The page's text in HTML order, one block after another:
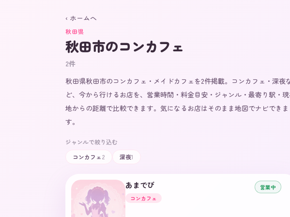
‹ ホームへ
秋田県
秋田市のコンカフェ
2件
秋田県秋田市のコンカフェ・メイドカフェを2件掲載。コンカフェ・深夜
ど、今から行けるお店を、営業時間・料金目安・ジャンル・最寄り駅・
地からの距離で比較できます。気になるお店はそのまま地図でナビできま
す。
ジャンルで絞り込む
コンカフェ2 深夜1
あまでび
営業中
コンカフェ